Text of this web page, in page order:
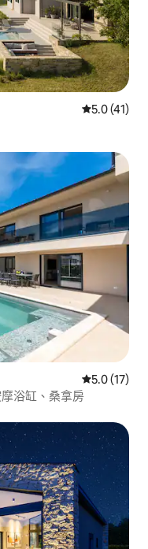
從 41 則評
5.0 (41)
從 17 則評
5.0 (17)
浴缸、桑拿房